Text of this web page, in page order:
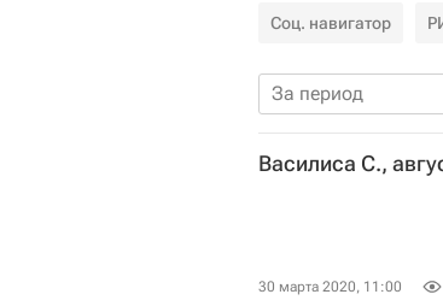
Соц. навигатор
За период
Василиса С.,
30 марта 2020, 11:00